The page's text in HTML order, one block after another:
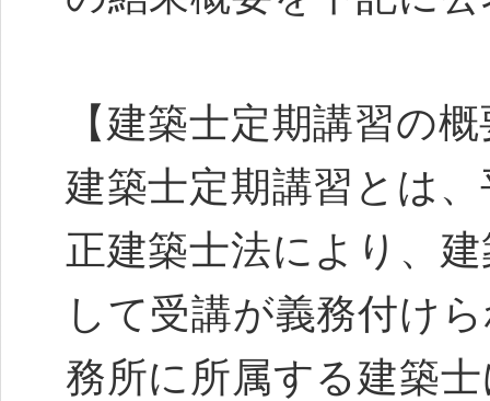
【建築士定期講習の
建築士定期講習とは
正建築士法により、
して受講が義務付け
務所に所属する建築